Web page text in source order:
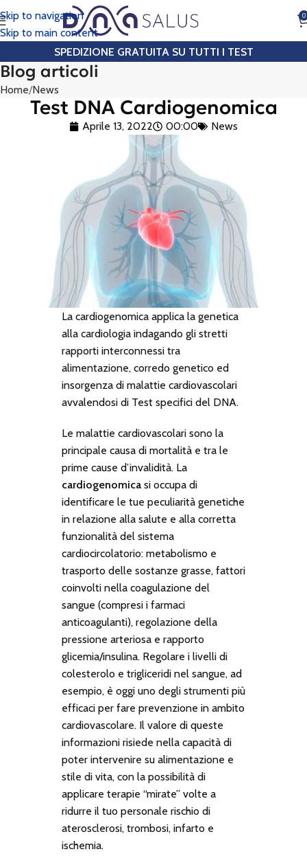
Skip to navigation
Skip to main content
0
SPEDIZIONE GRATUITA SU TUTTI I TEST
Blog articoli
Home News
Test DNA Cardiogenomica
Aprile 13, 2022 00:00 News
La cardiogenomica applica la genetica
alla cardiologia indagando gli stretti
rapporti interconnessi tra
alimentazione, corredo genetico ed
insorgenza di malattie cardiovascolari
avvalendosi di Test specifici del DNA.
Le malattie cardiovascolari sono la
principale causa di mortalità e tra le
prime cause d’invalidità. La
cardiogenomicasi occupa di
identificare le tue peculiarità genetiche
in relazione alla salute e alla corretta
funzionalità del sistema
cardiocircolatorio: metabolismo e
trasporto delle sostanze grasse, fattori
coinvolti nella coagulazione del
sangue (compresi i farmaci
anticoagulanti), regolazione della
pressione arteriosa e rapporto
glicemia/insulina. Regolare i livelli di
colesterolo e trigliceridi nel sangue, ad
esempio, è oggi uno degli strumenti più
efficaci per fare prevenzione in ambito
cardiovascolare. Il valore di queste
informazioni risiede nella capacità di
poter intervenire su alimentazione e
stile di vita, con la possibilità di
applicare terapie “mirate” volte a
ridurre il tuo personale rischio di
aterosclerosi, trombosi, infarto e
ischemia.